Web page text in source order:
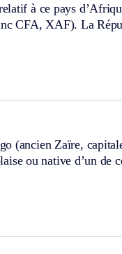
à ce pays
CFA, XAF). La
(ancien Zaïre,
ou native d’un de